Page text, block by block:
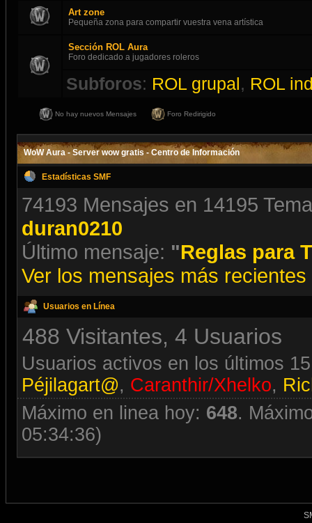
Art zone
Pequeña zona para compartir vuestra vena artística
Sección ROL Aura
Foro dedicado a jugadores roleros
Subforos: ROL grupal, ROL
No hay nuevos Mensajes Foro Redirigido
WoW Aura - Server wow gratis - Centro de Información
Estadísticas SMF
74193 Mensajes en 14195
duran0210
Último mensaje: "Reglas para
Ver los mensajes más
Usuarios en Línea
488 Visitantes, 4 Usuarios
Usuarios activos en los últimos
Péjilagart@, Caranthir/Xhelko,
Máximo en linea hoy: 648.
05:34:36)